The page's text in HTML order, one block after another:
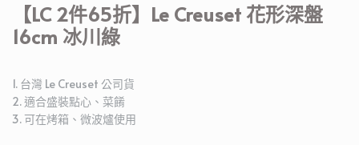
【LC 2件65折】Le Creuset 花形深盤
16cm 冰川綠
1. 台灣 Le Creuset 公司貨
2. 適合盛裝點心、菜餚
3. 可在烤箱、微波爐使用